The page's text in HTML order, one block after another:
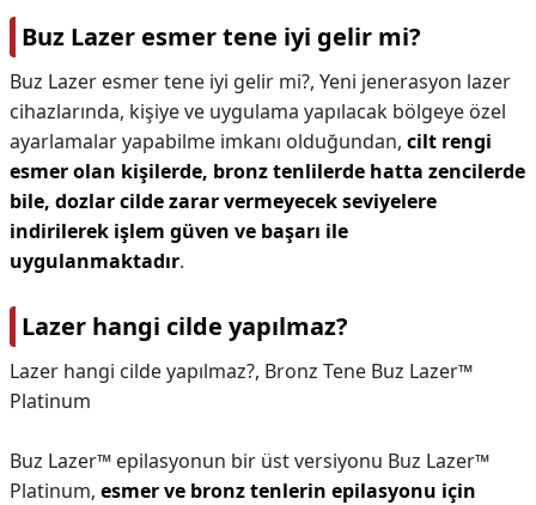
Buz Lazer esmer tene iyi gelir mi?
Buz Lazer esmer tene iyi gelir mi?, Yeni jenerasyon lazer
cihazlarında, kişiye ve uygulama yapılacak bölgeye özel
ayarlamalar yapabilme imkanı olduğundan, cilt rengi
esmer olan kişilerde, bronz tenlilerde hatta zencilerde
bile, dozlar cilde zarar vermeyecek seviyelere
indirilerek işlem güven ve başarı ile
uygulanmaktadır.
Lazer hangi cilde yapılmaz?
Lazer hangi cilde yapılmaz?, Bronz Tene Buz Lazer™
Platinum
Buz Lazer™ epilasyonun bir üst versiyonu Buz Lazer™
Platinum, esmer ve bronz tenlerin epilasyonu için